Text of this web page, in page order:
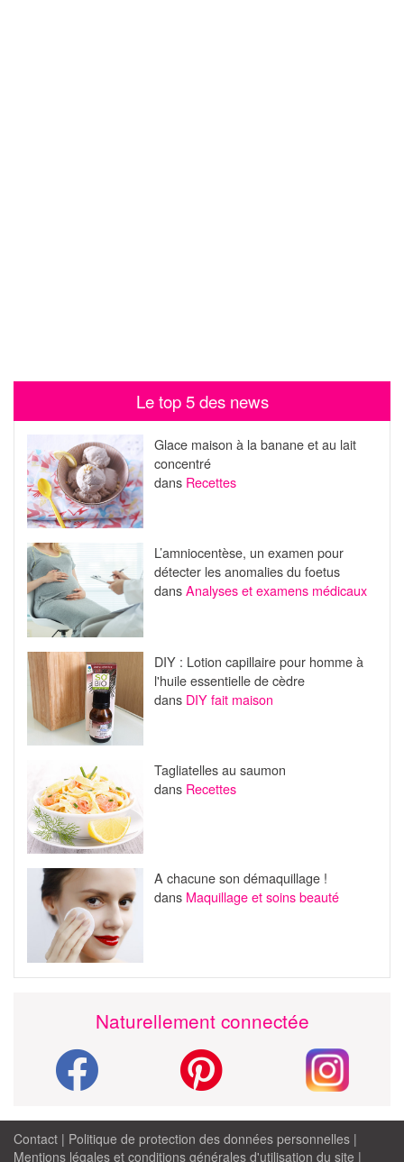
Le top 5 des news
Glace maison à la banane et au lait
concentré
dans Recettes
L’amniocentèse, un examen pour
détecter les anomalies du foetus
dansAnalyses et examens médicaux
DIY : Lotion capillaire pour homme à
l'huile essentielle de cèdre
dans DIY fait maison
Tagliatelles au saumon
dans Recettes
A chacune son démaquillage !
dans Maquillage et soins beauté
Naturellement connectée
Contact | Politique de protection des données personnelles |
Mentions légales et conditions générales d'utilisation du site |